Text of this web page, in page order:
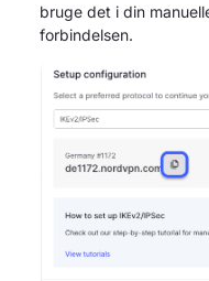
bruge det i din
forbindelsen.